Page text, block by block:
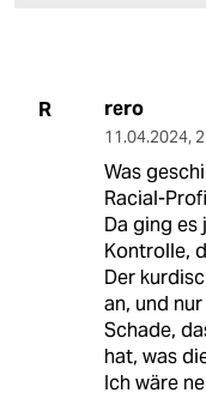
R rero
11.04.2024,
Was
Racial-
Da ging es
Kontrolle,
Der
an, und
Schade,
hat, was
Ich wäre